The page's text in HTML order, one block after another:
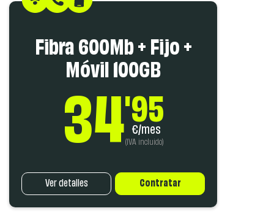
Fibra 600Mb + Fijo +
Móvil 100GB
34'95
€/mes
(IVA incluido)
Ver detalles Contratar